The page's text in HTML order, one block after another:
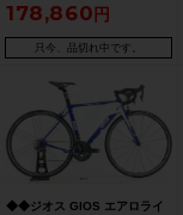
178,860
只今、品切れ中です。
◆◆ジオス GIOS エアロライ